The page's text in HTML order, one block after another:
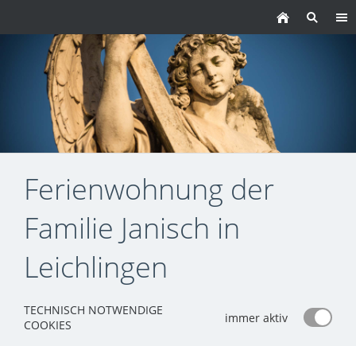
Ferienwohnung der
Familie Janisch in
Leichlingen
TECHNISCH NOTWENDIGE
COOKIES
immer aktiv